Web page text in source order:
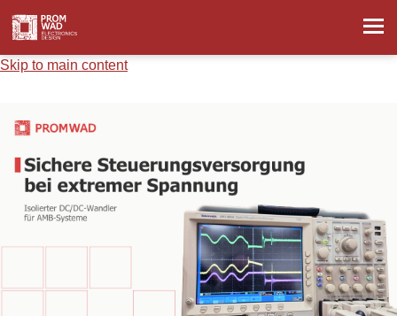
Skip to main content